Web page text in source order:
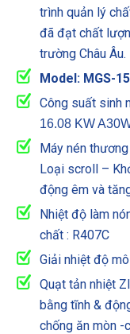
trình quản lý
đã đạt chất
trường Châu Âu.
Model: MGS-
Công suất sinh
16.08 KW
Máy nén
Loại scroll –
động êm và
Nhiệt độ làm
chất : R407C
Giải nhiệt độ
Quạt tản nhiệt
bằng tĩnh &
chống ăn mòn -